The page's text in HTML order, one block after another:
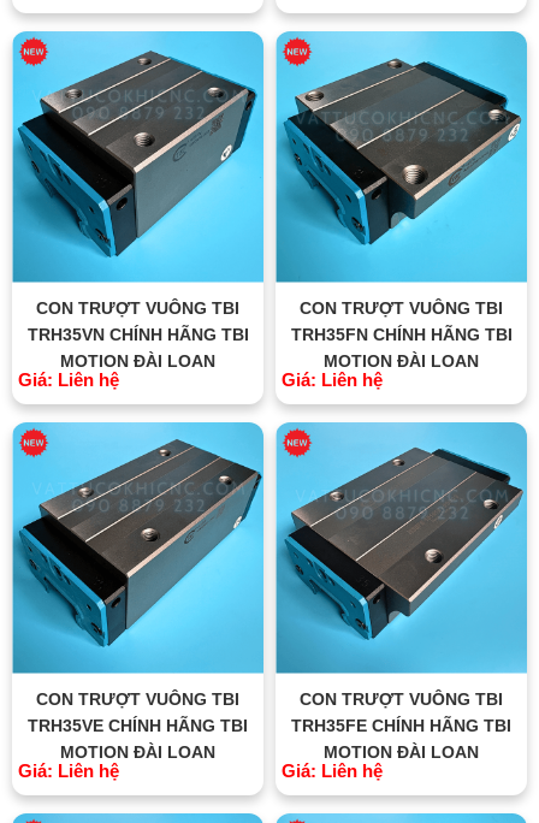
CON TRƯỢT VUÔNG TBI
TRH35VN CHÍNH HÃNG TBI
MOTION ĐÀI LOAN
Giá: Liên hệ
CON TRƯỢT VUÔNG TBI
TRH35FN CHÍNH HÃNG TBI
MOTION ĐÀI LOAN
Giá: Liên hệ
CON TRƯỢT VUÔNG TBI
TRH35VE CHÍNH HÃNG TBI
MOTION ĐÀI LOAN
Giá: Liên hệ
CON TRƯỢT VUÔNG TBI
TRH35FE CHÍNH HÃNG TBI
MOTION ĐÀI LOAN
Giá: Liên hệ